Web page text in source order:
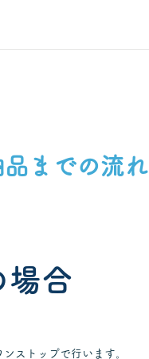
までの流れ
場合
ストップで行います。